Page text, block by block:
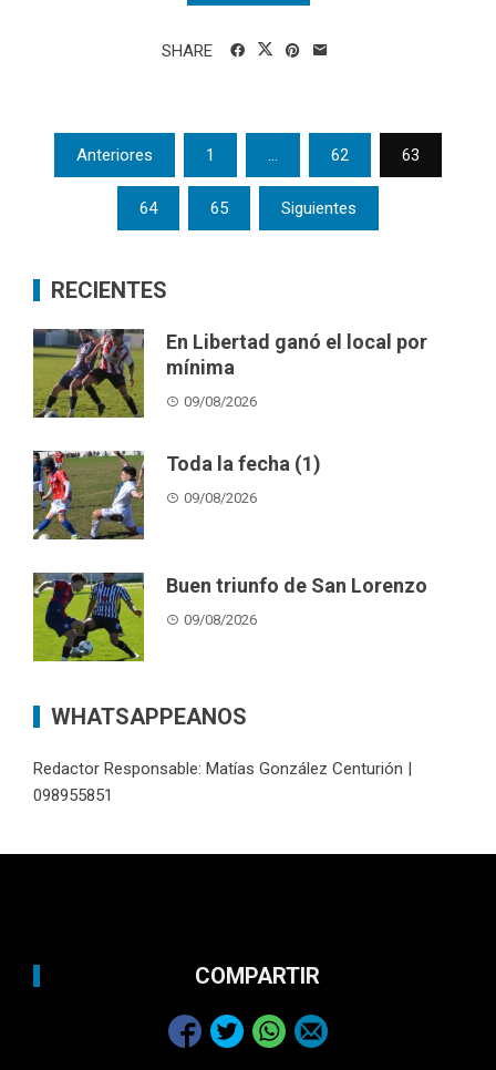
SHARE
Posts
pagination
Anteriores 1 62 63
64 65 Siguientes
RECIENTES
En Libertad ganó el local por
mínima
09/08/2026
Toda la fecha (1)
09/08/2026
Buen triunfo de San Lorenzo
09/08/2026
WHATSAPPEANOS
Redactor Responsable: Matías González Centurión |
098955851
COMPARTIR